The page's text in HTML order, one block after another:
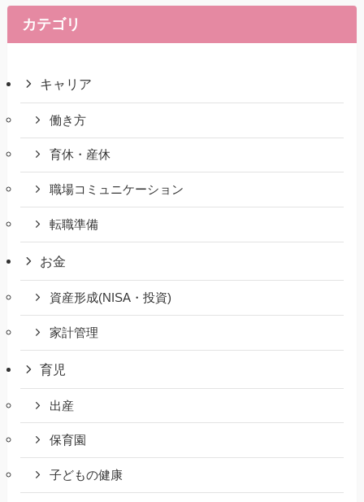
カテゴリ
キャリア
働き方
育休・産休
職場コミュニケーション
転職準備
お金
資産形成(NISA・投資)
家計管理
育児
出産
保育園
子どもの健康